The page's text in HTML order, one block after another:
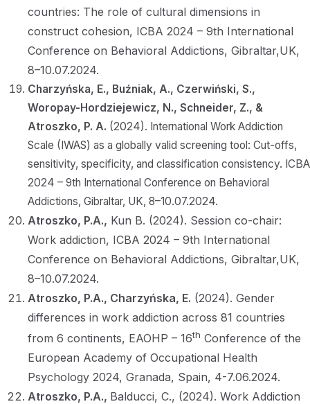
countries: The role of cultural dimensions in
construct cohesion, ICBA 2024 – 9th International
Conference on Behavioral Addictions, Gibraltar,UK,
8–10.07.2024.
Charzyńska, E., Buźniak, A., Czerwiński, S.,
Woropay-Hordziejewicz, N., Schneider, Z., &
Atroszko, P. A. (2024). International Work Addiction
Scale (IWAS) as a globally valid screening tool: Cut-offs,
sensitivity, specificity, and classification consistency. ICBA
2024 – 9th International Conference on Behavioral
Addictions, Gibraltar, UK, 8–10.07.2024.
Atroszko, P.A., Kun B. (2024). Session co-chair:
Work addiction, ICBA 2024 – 9th International
Conference on Behavioral Addictions, Gibraltar,UK,
8–10.07.2024.
Atroszko, P.A., Charzyńska, E. (2024). Gender
differences in work addiction across 81 countries
from 6 continents, EAOHP – 16th Conference of the
European Academy of Occupational Health
Psychology 2024, Granada, Spain, 4-7.06.2024.
Atroszko, P.A., Balducci, C., (2024). Work Addiction